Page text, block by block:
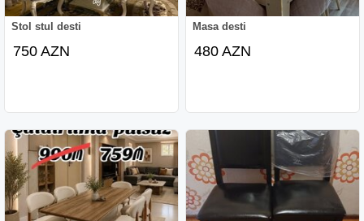
Stol stul desti
750 AZN
Masa desti
480 AZN